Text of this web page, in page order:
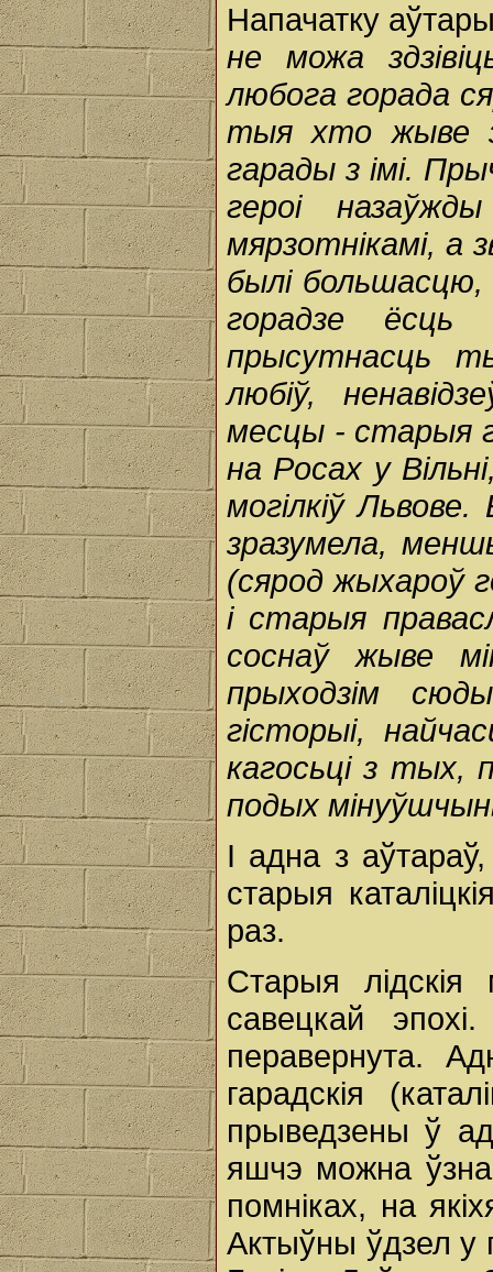
Напачатку
не можа
любога горада
тыя хто жыве
гарады з імі.
героі
мярзотнікамі, а
былі
горадзе ёсць
прысутнасць
любіў,
месцы - старыя
на Росах у
могілкіў
зразумела,
(сярод жыхароў
і старыя
соснаў жыве
прыходзім
гісторыі,
кагосьці з тых,
подых
І адна з
старыя
раз.
Старыя лідскія
савецкай
перавернута.
гарадскія
прыведзены ў
яшчэ можна
помніках, на
Актыўны ўдзел у